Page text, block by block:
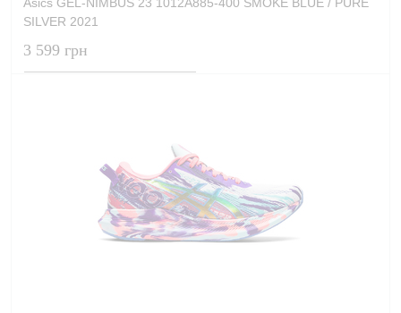
SILVER 2021
3 599 грн